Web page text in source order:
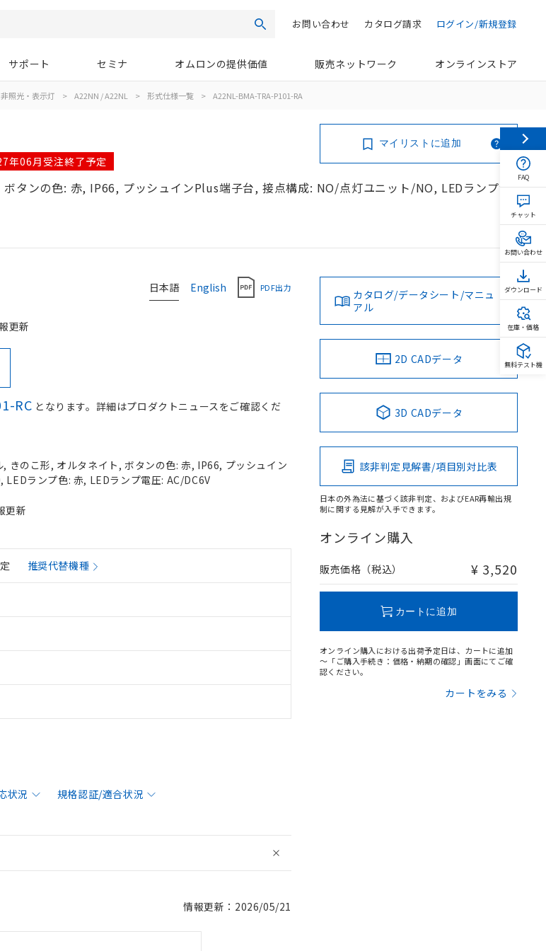
検索 ログイン/新規登録
カタログ請求
お問い合わせ
サポート セミナ オムロンの提供価値 販売ネットワーク オンラインストア
照光・表示灯 > A22NN / A22NL > 形式仕様一覧 > A22NL-BMA-TRA-P101-RA
年06月受注終了予定
タンの色: 赤, IP66, プッシュインPlus端子台, 接点構成: NO/点灯ユニット/NO, LEDランプ色:
マイリストに追加
日本語 English PDF出力
更新
RC となります。詳細はプロダクトニュースをご確認くだ
きのこ形, オルタネイト, ボタンの色: 赤, IP66, プッシュイン
ランプ色: 赤, LEDランプ電圧: AC/DC6V
更新
推奨代替機種
状況 規格認証/適合状況
情報更新：2026/05/21
カタログ/データシート/マニュ
アル
2D CADデータ
3D CADデータ
該非判定見解書/項目別対比表
日本の外為法に基づく該非判定、およびEAR再輸出規
制に関する見解が入手できます。
オンライン購入
販売価格（税込） ¥ 3,520
カートに追加
オンライン購入における出荷予定日は、カートに追加
～「ご購入手続き：価格・納期の確認」画面にてご確
認ください。
カートをみる
FAQ
チャット
お問い合わせ
ダウンロード
在庫・価格
無料テスト機